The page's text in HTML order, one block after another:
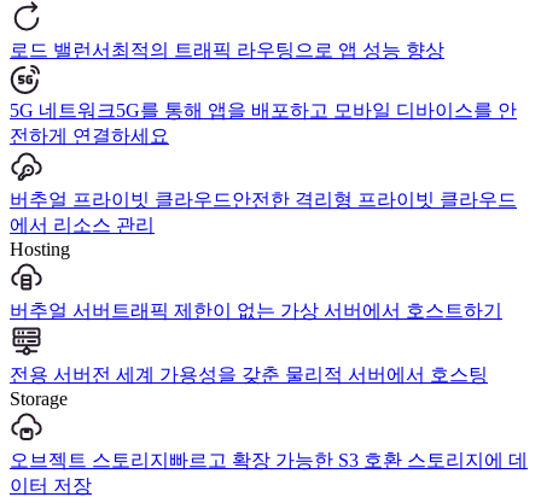
로드 밸런서 최적의 트래픽 라우팅으로 앱 성능 향상
5G 네트워크5G를 통해 앱을 배포하고 모바일 디바이스를 안
전하게 연결하세요
버추얼 프라이빗 클라우드안전한 격리형 프라이빗 클라우드
에서 리소스 관리
Hosting
버추얼 서버 트래픽 제한이 없는 가상 서버에서 호스트하기
전용 서버 전 세계 가용성을 갖춘 물리적 서버에서 호스팅
Storage
오브젝트 스토리지 빠르고 확장 가능한 S3 호환 스토리지에 데
이터 저장